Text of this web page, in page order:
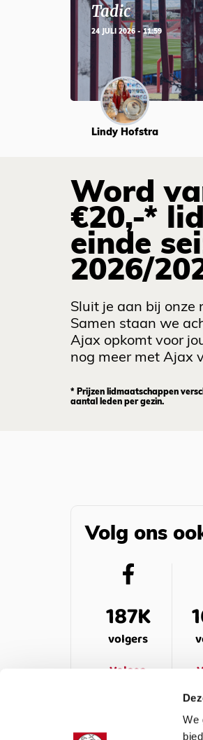
We
Tadic
24 JULI 2026 - 11:59
Lindy Hofstra
Word
€20,-*
einde
2026/
Sluit je aan bij onze
Samen staan we
Ajax opkomt voor
nog meer met Ajax
* Prijzen lidmaatschappen
aantal leden per gezin.
Volg ons
187K
volgers
Volgen